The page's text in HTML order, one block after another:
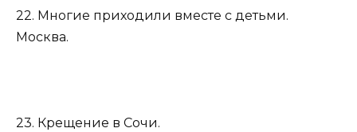
22. Многие приходили вместе с детьми.
Москва.
23. Крещение в Сочи.